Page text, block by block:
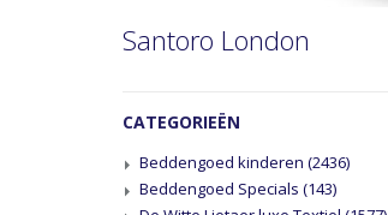
Santoro London
CATEGORIEËN
Beddengoed kinderen (2436)
Beddengoed Specials (143)